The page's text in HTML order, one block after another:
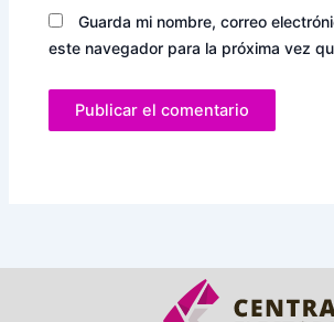
Guarda mi nombre, correo
este navegador para la próxima vez